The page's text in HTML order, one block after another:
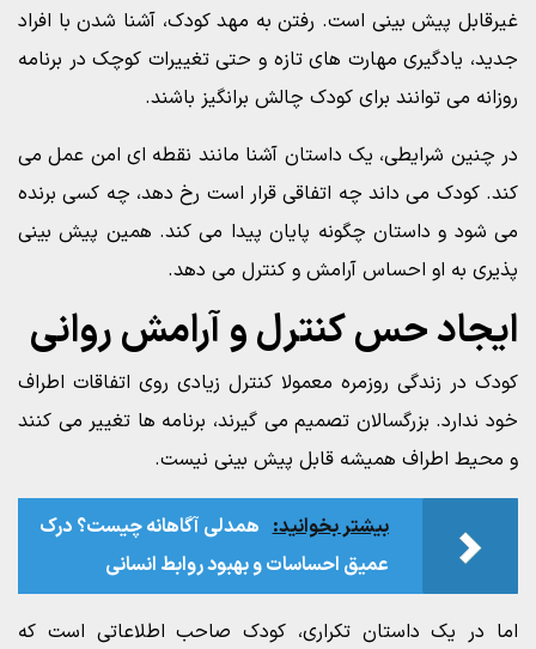
غیرقابل پیش بینی است. رفتن به مهد کودک، آشنا شدن با افراد
جدید، یادگیری مهارت های تازه و حتی تغییرات کوچک در برنامه
روزانه می توانند برای کودک چالش برانگیز باشند.
در چنین شرایطی، یک داستان آشنا مانند نقطه ای امن عمل می
کند. کودک می داند چه اتفاقی قرار است رخ دهد، چه کسی برنده
می شود و داستان چگونه پایان پیدا می کند. همین پیش بینی
پذیری به او احساس آرامش و کنترل می دهد.
ایجاد حس کنترل و آرامش روانی
کودک در زندگی روزمره معمولا کنترل زیادی روی اتفاقات اطراف
خود ندارد. بزرگسالان تصمیم می گیرند، برنامه ها تغییر می کنند
و محیط اطراف همیشه قابل پیش بینی نیست.
بیشتر بخوانید: همدلی آگاهانه چیست؟ درک
عمیق احساسات و بهبود روابط انسانی
اما در یک داستان تکراری، کودک صاحب اطلاعاتی است که